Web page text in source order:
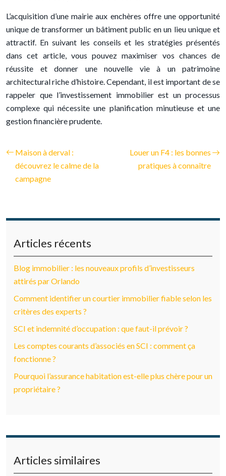
L’acquisition d’une mairie aux enchères offre une opportunité
unique de transformer un bâtiment public en un lieu unique et
attractif. En suivant les conseils et les stratégies présentés
dans cet article, vous pouvez maximiser vos chances de
réussite et donner une nouvelle vie à un patrimoine
architectural riche d’histoire. Cependant, il est important de se
rappeler que l’investissement immobilier est un processus
complexe qui nécessite une planification minutieuse et une
gestion financière prudente.
Maison à derval :
découvrez le calme de la
campagne
Louer un F4 : les bonnes
pratiques à connaître
Articles récents
Blog immobilier : les nouveaux profils d’investisseurs
attirés par Orlando
Comment identifier un courtier immobilier fiable selon les
critères des experts ?
SCI et indemnité d’occupation : que faut-il prévoir ?
Les comptes courants d’associés en SCI : comment ça
fonctionne ?
Pourquoi l’assurance habitation est-elle plus chère pour un
propriétaire ?
Articles similaires